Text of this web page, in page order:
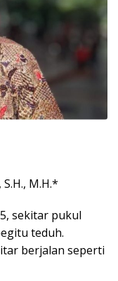
M.H.*
sekitar pukul
teduh.
berjalan seperti